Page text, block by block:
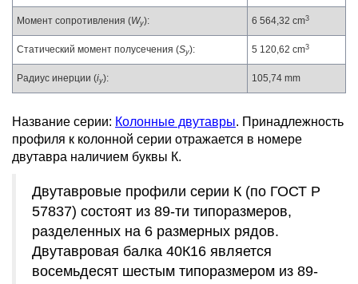
Момент сопротивления (Wy): 6 564,32 cm3
Статический момент полусечения (Sy): 5 120,62 cm3
Радиус инерции (iy): 105,74 mm
Название серии: Колонные двутавры. Принадлежность
профиля к колонной серии отражается в номере
двутавра наличием буквы К.
Двутавровые профили серии К (по ГОСТ Р
57837) состоят из 89-ти типоразмеров,
разделенных на 6 размерных рядов.
Двутавровая балка 40К16 является
восемьдесят шестым типоразмером из 89-